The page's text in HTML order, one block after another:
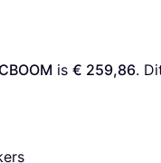
is € 259,86.